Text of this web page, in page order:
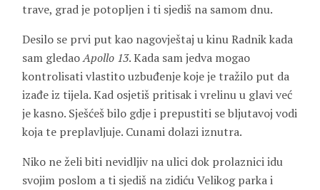
trave, grad je potopljen i ti sjediš na samom dnu.
Desilo se prvi put kao nagovještaj u kinu Radnik kada
sam gledaoApollo 13. Kada sam jedva mogao
kontrolisati vlastito uzbuđenje koje je tražilo put da
izađe iz tijela. Kad osjetiš pritisak i vrelinu u glavi već
je kasno. Sješćeš bilo gdje i prepustiti se bljutavoj vodi
koja te preplavljuje. Cunami dolazi iznutra.
Niko ne želi biti nevidljiv na ulici dok prolaznici idu
svojim poslom a ti sjediš na zidiću Velikog parka i